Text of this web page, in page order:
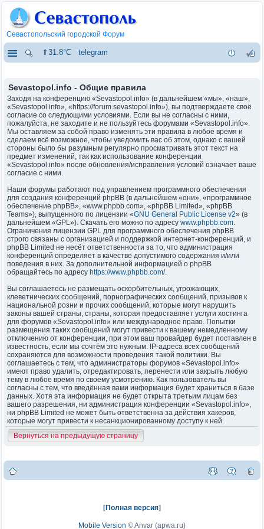
Севастопольский городской Форум
⇑31.8°C telegram
Sevastopol.info - Общие правила
Заходя на конференцию «Sevastopol.info» (в дальнейшем «мы», «наш»,
«Sevastopol.info», «https://forum.sevastopol.info»), вы подтверждаете своё
согласие со следующими условиями. Если вы не согласны с ними,
пожалуйста, не заходите и не пользуйтесь форумами «Sevastopol.info».
Мы оставляем за собой право изменять эти правила в любое время и
сделаем всё возможное, чтобы уведомить вас об этом, однако с вашей
стороны было бы разумным регулярно просматривать этот текст на
предмет изменений, так как использование конференции
«Sevastopol.info» после обновления/исправления условий означает ваше
согласие с ними.
Наши форумы работают под управлением программного обеспечения
для создания конференций phpBB (в дальнейшем «они», «программное
обеспечение phpBB», «www.phpbb.com», «phpBB Limited», «phpBB
Teams»), выпущенного по лицензии «GNU General Public License v2» (в
дальнейшем «GPL»). Скачать его можно по адресу www.phpbb.com.
Ограничения лицензии GPL для программного обеспечения phpBB
строго связаны с организацией и поддержкой интернет-конференций, и
phpBB Limited не несёт ответственности за то, что администрация
конференций определяет в качестве допустимого содержания и/или
поведения в них. За дополнительной информацией о phpBB
обращайтесь по адресу https://www.phpbb.com/.
Вы соглашаетесь не размещать оскорбительных, угрожающих,
клеветнических сообщений, порнографических сообщений, призывов к
национальной розни и прочих сообщений, которые могут нарушить
законы вашей страны, страны, которая предоставляет услуги хостинга
для форумов «Sevastopol.info» или международное право. Попытки
размещения таких сообщений могут привести к вашему немедленному
отключению от конференции, при этом ваш провайдер будет поставлен в
известность, если мы сочтём это нужным. IP-адреса всех сообщений
сохраняются для возможности проведения такой политики. Вы
соглашаетесь с тем, что администраторы форумов «Sevastopol.info»
имеют право удалить, отредактировать, перенести или закрыть любую
тему в любое время по своему усмотрению. Как пользователь вы
согласны с тем, что введённая вами информация будет храниться в базе
данных. Хотя эта информация не будет открыта третьим лицам без
вашего разрешения, ни администрация конференции «Sevastopol.info»,
ни phpBB Limited не может быть ответственна за действия хакеров,
которые могут привести к несанкционированному доступу к ней.
Вернуться на предыдущую страницу
[Полная версия]
Mobile Version ©Anvar (apwa.ru)